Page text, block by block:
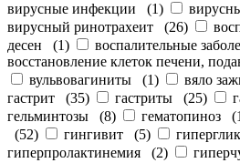
вирусные инфекции (1)
вирусный ринотрахеит (26)
десен (1) воспалительные
восстановление клеток печени,
вульвовагиниты (1) вяло
гастрит (35) гастриты (25)
гельминтозы (8) гематопиноз (1
(52) гингивит (5)
гиперпролактинемия (2)